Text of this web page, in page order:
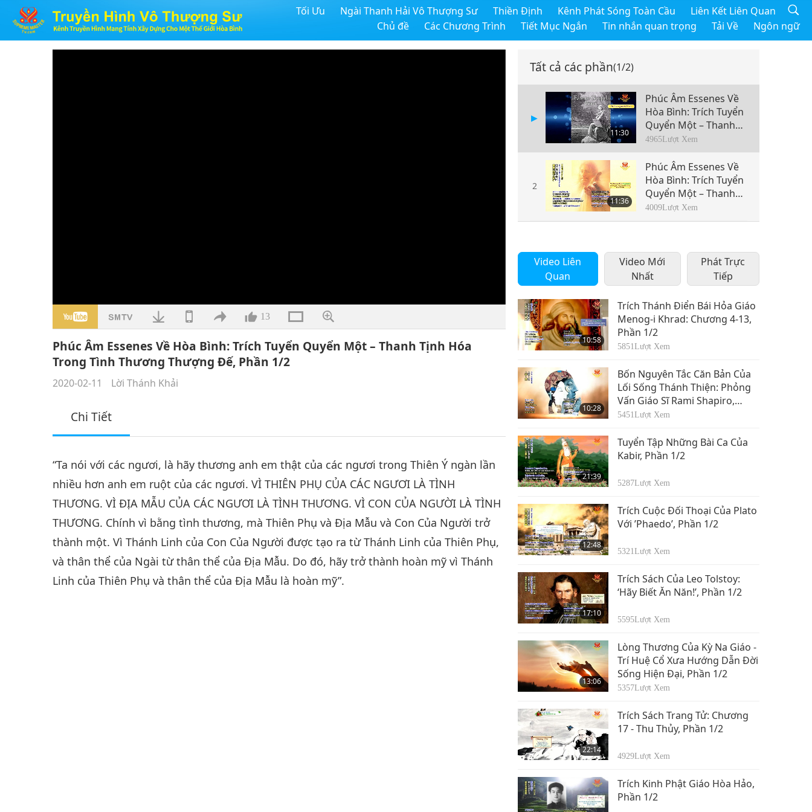
Tối Ưu Ngài Thanh Hải Vô Thượng Sư Thiền Định Kênh Phát Sóng Toàn Cầu
Liên Kết Liên Quan
Chủ đề
Các Chương Trình Tiết Mục Ngắn Tin nhắn quan trọng Tải Về Ngôn ngữ
13
Phúc Âm Essenes Về Hòa Bình: Trích Tuyển Quyển Một – Thanh Tịnh Hóa
Trong Tình Thương Thượng Đế, Phần 1/2
2020-02-11 Lời Thánh Khải
Chi Tiết
“Ta nói với các ngươi, là hãy thương anh em thật của các ngươi trong Thiên Ý ngàn lần
nhiều hơn anh em ruột của các ngươi. VÌ THIÊN PHỤ CỦA CÁC NGƯƠI LÀ TÌNH
THƯƠNG. VÌ ĐỊA MẪU CỦA CÁC NGƯƠI LÀ TÌNH THƯƠNG. VÌ CON CỦA NGƯỜI LÀ TÌNH
THƯƠNG. Chính vì bằng tình thương, mà Thiên Phụ và Địa Mẫu và Con Của Người trở
thành một. Vì Thánh Linh của Con Của Người được tạo ra từ Thánh Linh của Thiên Phụ,
và thân thể của Ngài từ thân thể của Địa Mẫu. Do đó, hãy trở thành hoàn mỹ vì Thánh
Linh của Thiên Phụ và thân thể của Địa Mẫu là hoàn mỹ”.
Tất cả các phần(1/2)
11:30
Phúc Âm Essenes Về
Hòa Bình: Trích Tuyển
Quyển Một – Thanh
Tịnh Hóa Trong Tình
Thương Thượng Đế,
Phần 1/2
4965Lượt Xem
2
11:36
Phúc Âm Essenes Về
Hòa Bình: Trích Tuyển
Quyển Một – Thanh
Tịnh Hóa Trong Tình
Thương Thượng Đế,
4009Lượt Xem
Video Liên
Quan
Video Mới
Nhất
Phát Trực
Tiếp
10:58
Trích Thánh Điển Bái Hỏa Giáo
Menog-i Khrad: Chương 4-13,
Phần 1/2
5851Lượt Xem
10:28
Bốn Nguyên Tắc Căn Bản Của
Lối Sống Thánh Thiện: Phỏng
Vấn Giáo Sĩ Rami Shapiro,
Phần 1/2
5451Lượt Xem
21:39
Tuyển Tập Những Bài Ca Của
Kabir, Phần 1/2
5287Lượt Xem
12:48
Trích Cuộc Đối Thoại Của Plato
Với ’Phaedo’, Phần 1/2
5321Lượt Xem
17:10
Trích Sách Của Leo Tolstoy:
‘Hãy Biết Ăn Năn!’, Phần 1/2
5595Lượt Xem
13:06
Lòng Thương Của Kỳ Na Giáo -
Trí Huệ Cổ Xưa Hướng Dẫn Đời
Sống Hiện Đại, Phần 1/2
5357Lượt Xem
22:14
Trích Sách Trang Tử: Chương
17 - Thu Thủy, Phần 1/2
4929Lượt Xem
Trích Kinh Phật Giáo Hòa Hảo,
Phần 1/2